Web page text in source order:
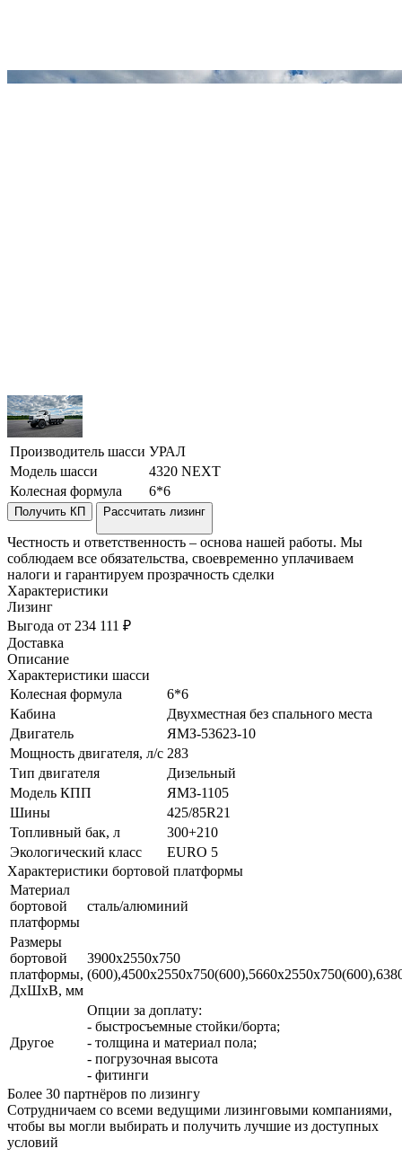
Производитель шасси УРАЛ
Модель шасси
4320 NEXT
Колесная формула
6*6
Получить КП Рассчитать лизинг
Честность и ответственность – основа нашей работы. Мы
соблюдаем все обязательства, своевременно уплачиваем
налоги и гарантируем прозрачность сделки
Характеристики
Лизинг
Выгода от 234 111 ₽
Доставка
Описание
Характеристики шасси
Колесная формула
6*6
Кабина
Двухместная без спального места
Двигатель
ЯМЗ-53623-10
Мощность двигателя, л/с 283
Тип двигателя
Дизельный
Модель КПП
ЯМЗ-1105
Шины
425/85R21
Топливный бак, л
300+210
Экологический класс
EURO 5
Характеристики бортовой платформы
Материал
бортовой
платформы
сталь/алюминий
Размеры
бортовой
платформы,
ДхШхВ, мм
3900х2550х750
Другое
Опции за доплату:
- быстросъемные стойки/борта;
- толщина и материал пола;
- погрузочная высота
- фитинги
Более 30 партнёров по лизингу
Сотрудничаем со всеми ведущими лизинговыми компаниями,
чтобы вы могли выбирать и получить лучшие из доступных
условий